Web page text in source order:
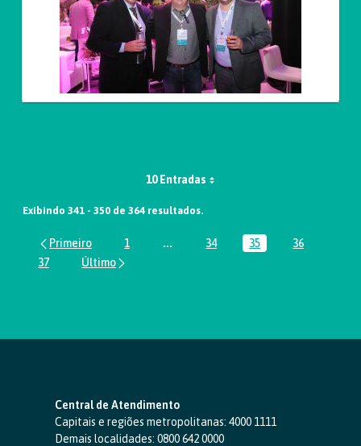
10 Entradas
Exibindo 341 - 350 de 364 resultados.
Página
1 ...Páginas intermediárias Usar ABA
Página
34 Página
35 Página
36
Página
37
Central de Atendimento
Capitais e regiões metropolitanas: 4000 1111
Demais localidades: 0800 642 0000